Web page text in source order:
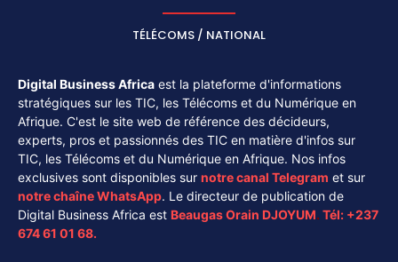
TÉLÉCOMS / NATIONAL
Digital Business Africa est la plateforme d'informations
stratégiques sur les TIC, les Télécoms et du Numérique en
Afrique. C'est le site web de référence des décideurs,
experts, pros et passionnés des TIC en matière d'infos sur
TIC, les Télécoms et du Numérique en Afrique. Nos infos
exclusives sont disponibles sur notre canal Telegram et sur
notre chaîneWhatsApp. Le directeur de publication de
Digital Business Africa est Beaugas Orain DJOYUM. Tél: +237
674 61 01 68.